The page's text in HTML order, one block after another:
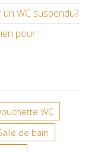
WC suspendu?
pour
WC
de bain